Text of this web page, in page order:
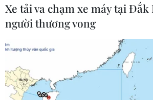
Xe tải va chạm xe máy tại Đắk
người thương vong